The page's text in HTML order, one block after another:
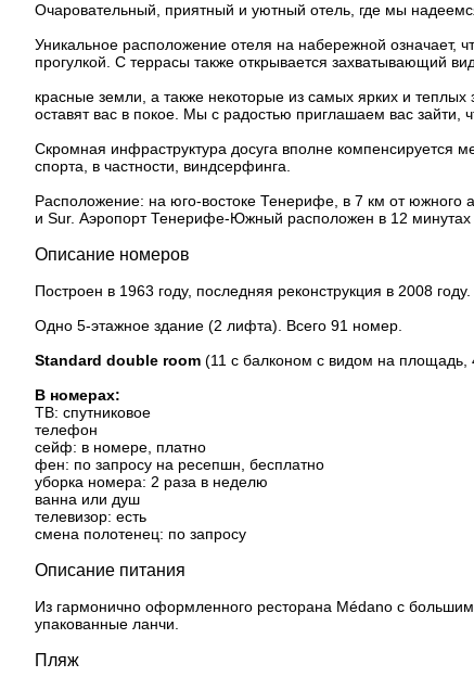
Очаровательный, приятный и уютный отель, где мы
Уникальное расположение отеля на набережной означает,
прогулкой. С террасы также открывается захватывающий
красные земли, а также некоторые из самых ярких и
оставят вас в покое. Мы с радостью приглашаем вас зайти,
Скромная инфраструктура досуга вполне
спорта, в частности, виндсерфинга.
Расположение: на юго-востоке Тенерифе, в 7 км от
и Sur. Аэропорт Тенерифе-Южный расположен в 12 минутах
Описание номеров
Построен в 1963 году, последняя реконструкция в 2008 году.
Одно 5-этажное здание (2 лифта). Всего 91 номер.
Standard double room (11 с балконом с видом на площадь,
В номерах:
ТВ: спутниковое
телефон
сейф: в номере, платно
фен: по запросу на ресепшн, бесплатно
уборка номера: 2 раза в неделю
ванна или душ
телевизор: есть
смена полотенец: по запросу
Описание питания
Из гармонично оформленного ресторана Médano с
упакованные ланчи.
Пляж